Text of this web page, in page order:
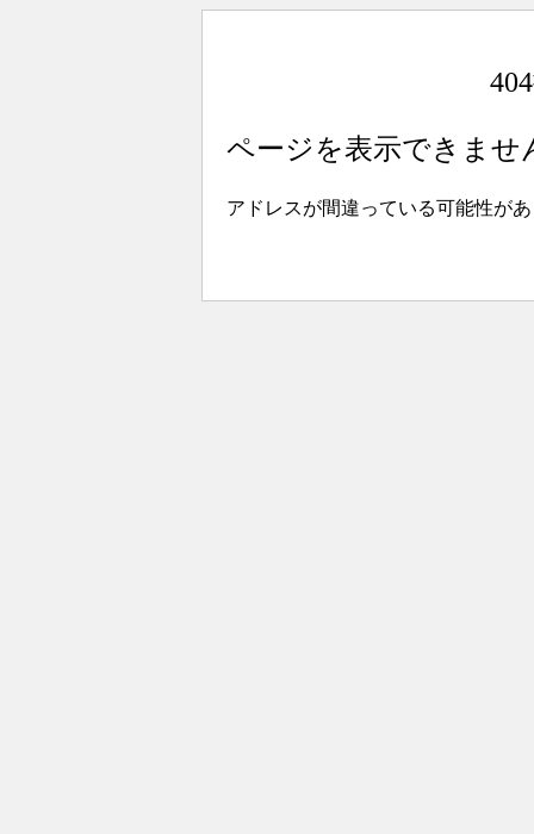
ページを表示できませ
アドレスが間違っている可能性が